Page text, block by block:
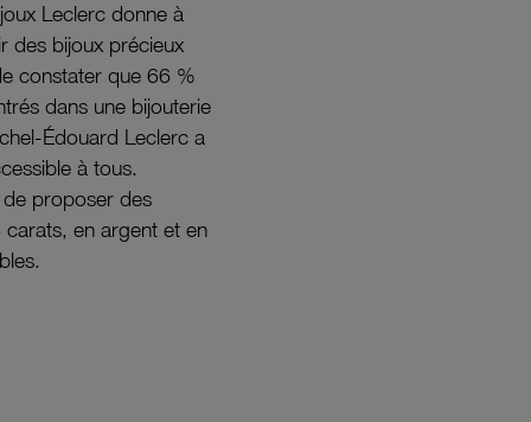
Leclerc donne à
des bijoux précieux
constater que 66 %
dans une bijouterie
Édouard Leclerc a
à tous.
proposer des
en argent et en